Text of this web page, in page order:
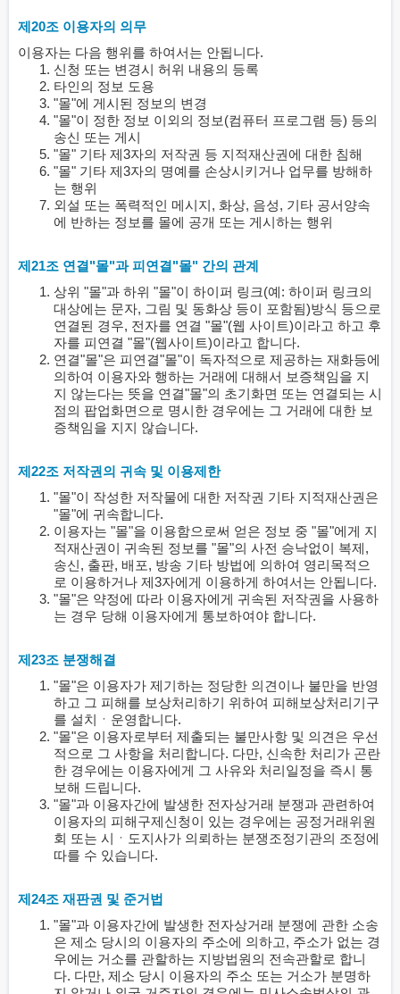
제20조 이용자의 의무
이용자는 다음 행위를 하여서는 안됩니다.
신청 또는 변경시 허위 내용의 등록
타인의 정보 도용
"몰"에 게시된 정보의 변경
"몰"이 정한 정보 이외의 정보(컴퓨터 프로그램 등) 등의
송신 또는 게시
"몰" 기타 제3자의 저작권 등 지적재산권에 대한 침해
"몰" 기타 제3자의 명예를 손상시키거나 업무를 방해하
는 행위
외설 또는 폭력적인 메시지, 화상, 음성, 기타 공서양속
에 반하는 정보를 몰에 공개 또는 게시하는 행위
제21조 연결"몰"과 피연결"몰" 간의 관계
상위 "몰"과 하위 "몰"이 하이퍼 링크(예: 하이퍼 링크의
대상에는 문자, 그림 및 동화상 등이 포함됨)방식 등으로
연결된 경우, 전자를 연결 "몰"(웹 사이트)이라고 하고 후
자를 피연결 "몰"(웹사이트)이라고 합니다.
연결"몰"은 피연결"몰"이 독자적으로 제공하는 재화등에
의하여 이용자와 행하는 거래에 대해서 보증책임을 지
지 않는다는 뜻을 연결"몰"의 초기화면 또는 연결되는 시
점의 팝업화면으로 명시한 경우에는 그 거래에 대한 보
증책임을 지지 않습니다.
제22조 저작권의 귀속 및 이용제한
"몰"이 작성한 저작물에 대한 저작권 기타 지적재산권은
"몰"에 귀속합니다.
이용자는 "몰"을 이용함으로써 얻은 정보 중 "몰"에게 지
적재산권이 귀속된 정보를 "몰"의 사전 승낙없이 복제,
송신, 출판, 배포, 방송 기타 방법에 의하여 영리목적으
로 이용하거나 제3자에게 이용하게 하여서는 안됩니다.
"몰"은 약정에 따라 이용자에게 귀속된 저작권을 사용하
는 경우 당해 이용자에게 통보하여야 합니다.
제23조 분쟁해결
"몰"은 이용자가 제기하는 정당한 의견이나 불만을 반영
하고 그 피해를 보상처리하기 위하여 피해보상처리기구
를 설치ㆍ운영합니다.
"몰"은 이용자로부터 제출되는 불만사항 및 의견은 우선
적으로 그 사항을 처리합니다. 다만, 신속한 처리가 곤란
한 경우에는 이용자에게 그 사유와 처리일정을 즉시 통
보해 드립니다.
"몰"과 이용자간에 발생한 전자상거래 분쟁과 관련하여
이용자의 피해구제신청이 있는 경우에는 공정거래위원
회 또는 시ㆍ도지사가 의뢰하는 분쟁조정기관의 조정에
따를 수 있습니다.
제24조 재판권 및 준거법
"몰"과 이용자간에 발생한 전자상거래 분쟁에 관한 소송
은 제소 당시의 이용자의 주소에 의하고, 주소가 없는 경
우에는 거소를 관할하는 지방법원의 전속관할로 합니
다. 다만, 제소 당시 이용자의 주소 또는 거소가 분명하